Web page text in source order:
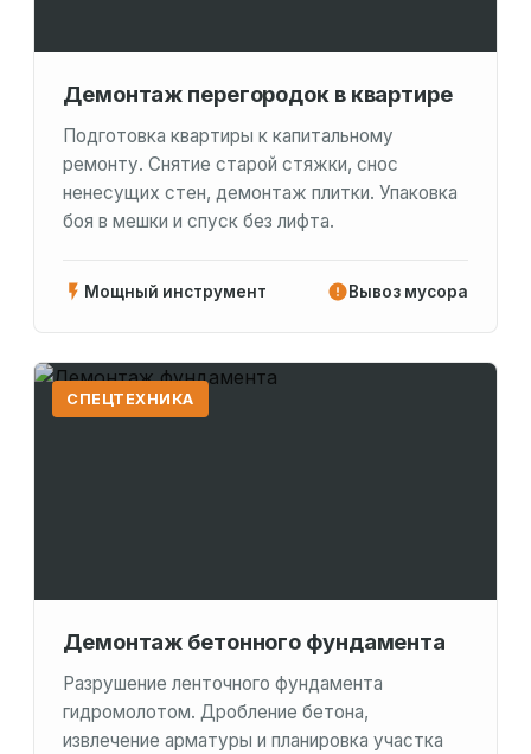
Демонтаж перегородок в квартире
Подготовка квартиры к капитальному
ремонту. Снятие старой стяжки, снос
ненесущих стен, демонтаж плитки. Упаковка
боя в мешки и спуск без лифта.
Мощный инструмент Вывоз мусора
СПЕЦТЕХНИКА
Демонтаж бетонного фундамента
Разрушение ленточного фундамента
гидромолотом. Дробление бетона,
извлечение арматуры и планировка участка